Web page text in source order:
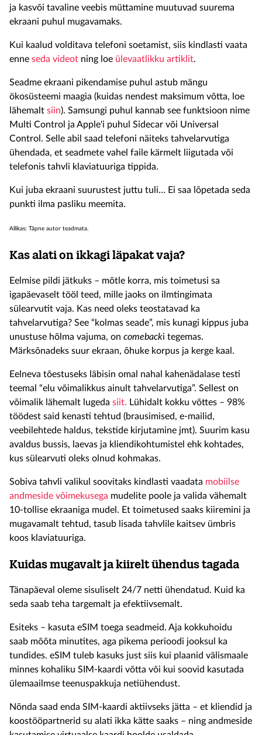
ja kasvõi tavaline veebis müttamine muutuvad suurema
ekraani puhul mugavamaks.
Kui kaalud volditava telefoni soetamist, siis kindlasti vaata
enne seda videot ning loe ülevaatlikku artiklit.
Seadme ekraani pikendamise puhul astub mängu
ökosüsteemi maagia (kuidas nendest maksimum võtta, loe
lähemalt siin). Samsungi puhul kannab see funktsioon nime
Multi Control ja Apple'i puhul Sidecar või Universal
Control. Selle abil saad telefoni näiteks tahvelarvutiga
ühendada, et seadmete vahel faile kärmelt liigutada või
telefonis tahvli klaviatuuriga tippida.
Kui juba ekraani suurustest juttu tuli… Ei saa lõpetada seda
punkti ilma pasliku meemita.
Allikas: Täpne autor teadmata.
Kas alati on ikkagi läpakat vaja?
Eelmise pildi jätkuks – mõtle korra, mis toimetusi sa
igapäevaselt tööl teed, mille jaoks on ilmtingimata
sülearvutit vaja. Kas need oleks teostatavad ka
tahvelarvutiga? See “kolmas seade”, mis kunagi kippus juba
unustuse hõlma vajuma, on comebacki tegemas.
Märksõnadeks suur ekraan, õhuke korpus ja kerge kaal.
Eelneva tõestuseks läbisin omal nahal kahenädalase testi
teemal “elu võimalikkus ainult tahvelarvutiga”. Sellest on
võimalik lähemalt lugeda siit. Lühidalt kokku võttes – 98%
töödest said kenasti tehtud (brausimised, e-mailid,
veebilehtede haldus, tekstide kirjutamine jmt). Suurim kasu
avaldus bussis, laevas ja kliendikohtumistel ehk kohtades,
kus sülearvuti oleks olnud kohmakas.
Sobiva tahvli valikul soovitaks kindlasti vaadata mobiilse
andmeside võimekusega mudelite poole ja valida vähemalt
10-tollise ekraaniga mudel. Et toimetused saaks kiiremini ja
mugavamalt tehtud, tasub lisada tahvlile kaitsev ümbris
koos klaviatuuriga.
Kuidas mugavalt ja kiirelt ühendus tagada
Tänapäeval oleme sisuliselt 24/7 netti ühendatud. Kuid ka
seda saab teha targemalt ja efektiivsemalt.
Esiteks – kasuta eSIM toega seadmeid. Aja kokkuhoidu
saab mõõta minutites, aga pikema perioodi jooksul ka
tundides. eSIM tuleb kasuks just siis kui plaanid välismaale
minnes kohaliku SIM-kaardi võtta või kui soovid kasutada
ülemaailmse teenuspakkuja netiühendust.
Nõnda saad enda SIM-kaardi aktiivseks jätta – et kliendid ja
koostööpartnerid su alati ikka kätte saaks – ning andmeside